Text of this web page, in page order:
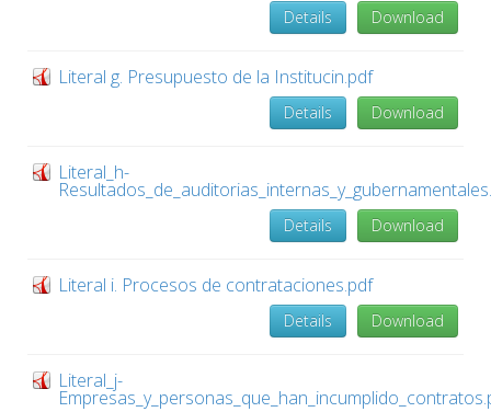
Download
Details
Literal g. Presupuesto de la Institucin.pdf
Download
Details
Literal_h-
Download
Details
Literal i. Procesos de contrataciones.pdf
Download
Details
Literal_j-